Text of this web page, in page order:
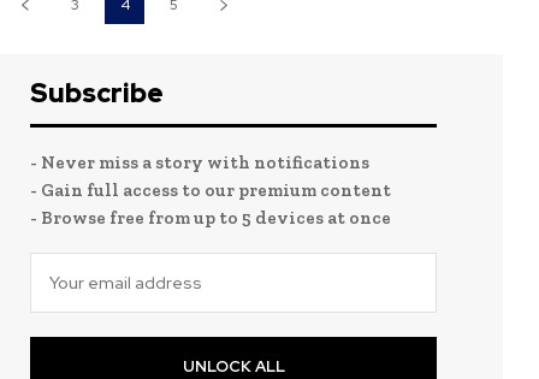
3 4 5
Subscribe
- Never miss a story with notifications
- Gain full access to our premium content
- Browse free from up to 5 devices at once
UNLOCK ALL